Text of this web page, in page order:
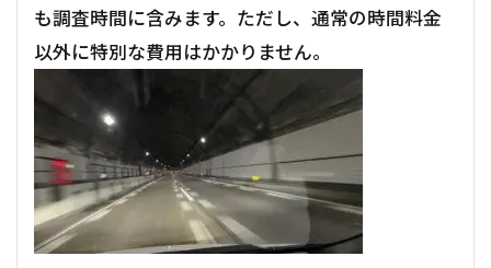
も調査時間に含みます。ただし、通常の時間料金
以外に特別な費用はかかりません。